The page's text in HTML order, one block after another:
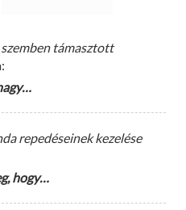
támasztott
repedéseinek kezelése
hogy…